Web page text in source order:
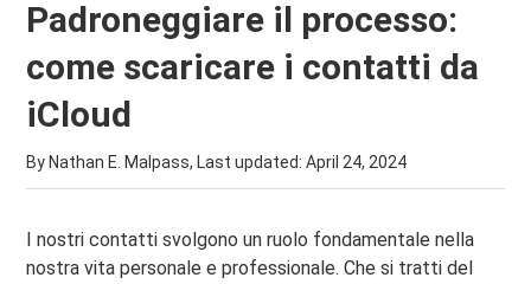
Padroneggiare il processo:
come scaricare i contatti da
iCloud
By Nathan E. Malpass, Last updated:April 24, 2024
I nostri contatti svolgono un ruolo fondamentale nella
nostra vita personale e professionale. Che si tratti del